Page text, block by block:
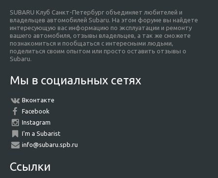
SUBARU Клуб Санкт-Петербург объединяет любителей и
владельцев автомобилей Subaru. На этом форуме вы найдете
интересующую вас информацию по эксплуатации и ремонту
вашего автомобиля, отзывы владельцев, а так же сможете
познакомиться и пообщаться с интересными людьми,
поделиться своим опытом или просто оставить отзывы о
Subaru.
Мы в социальных сетях
Вконтакте
Facebook
Instagram
I'm a Subarist
info@subaru.spb.ru
Ссылки